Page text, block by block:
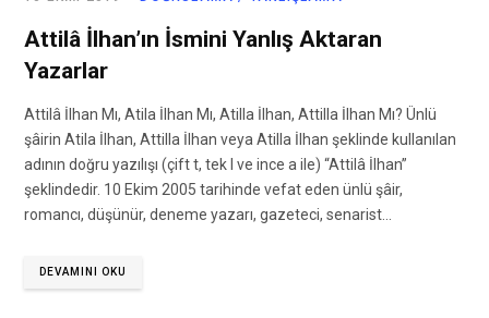
Attilâ İlhan’ın İsmini Yanlış Aktaran
Yazarlar
Attilâ İlhan Mı, Atila İlhan Mı, Atilla İlhan, Attilla İlhan Mı? Ünlü
şâirin Atila İlhan, Attilla İlhan veya Atilla İlhan şeklinde kullanılan
adının doğru yazılışı (çift t, tek l ve ince a ile) “Attilâ İlhan”
şeklindedir. 10 Ekim 2005 tarihinde vefat eden ünlü şâir,
romancı, düşünür, deneme yazarı, gazeteci, senarist…
DEVAMINI OKU